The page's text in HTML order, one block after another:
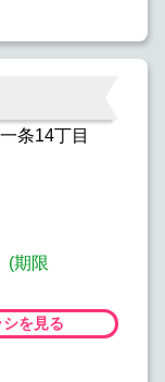
条14丁目
(期限
を見る